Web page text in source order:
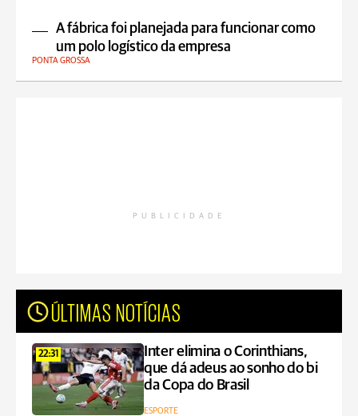
A fábrica foi planejada para funcionar como
um polo logístico da empresa
PONTA GROSSA
PUBLICIDADE
ÚLTIMAS NOTÍCIAS
22:31
Inter elimina o Corinthians,
que dá adeus ao sonho do bi
da Copa do Brasil
ESPORTE